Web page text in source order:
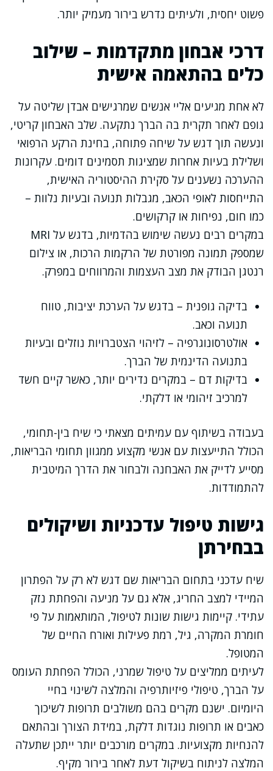
פשוט יחסית, ולעיתים נדרש בירור מעמיק יותר.
דרכי אבחון מתקדמות – שילוב
כלים בהתאמה אישית
לא אחת מגיעים אליי אנשים שמרגישים אבדן שליטה על
גופם לאחר תקרית בה הברך נתקעה. שלב האבחון קריטי,
ונעשה תוך דגש על שיחה פתוחה, בחינת הרקע הרפואי
ושלילת בעיות אחרות שמציגות תסמינים דומים. עקרונות
ההערכה נשענים על סקירת ההיסטוריה האישית,
התייחסות לאופי הכאב, מגבלות תנועה ובעיות נלוות –
כמו חום, נפיחות או קרקושים.
במקרים רבים נעשה שימוש בהדמיות, בדגש על MRI
שמספק תמונה מפורטת של הרקמות הרכות, או צילום
רנטגן הבודק את מצב העצמות והמרווחים במפרק.
בדיקה גופנית – בדגש על הערכת יציבות, טווח
תנועה וכאב.
אולטרסונוגרפיה – לזיהוי הצטברויות נוזלים ובעיות
בתנועה הדינמית של הברך.
בדיקות דם – במקרים נדירים יותר, כאשר קיים חשד
למרכיב זיהומי או דלקתי.
בעבודה בשיתוף עם עמיתים מצאתי כי שיח בין-תחומי,
הכולל התייעצות עם אנשי מקצוע ממגוון תחומי הבריאות,
מסייע לדייק את האבחנה ולבחור את הדרך המיטבית
להתמודדות.
גישות טיפול עדכניות ושיקולים
בבחירתן
שיח עדכני בתחום הבריאות שם דגש לא רק על הפתרון
המיידי למצב החריג, אלא גם על מניעה והפחתת נזק
עתידי. קיימות גישות שונות לטיפול, המותאמות על פי
חומרת המקרה, גיל, רמת פעילות ואורח החיים של
המטופל.
לעיתים ממליצים על טיפול שמרני, הכולל הפחתת העומס
על הברך, טיפולי פיזיותרפיה והמלצה לשינוי בחיי
היומיום. ישנם מקרים בהם משולבים תרופות לשיכוך
כאבים או תרופות נוגדות דלקת, במידת הצורך ובהתאם
להנחיות מקצועיות. במקרים מורכבים יותר ייתכן שתעלה
המלצה לניתוח בשיקול דעת לאחר בירור מקיף.